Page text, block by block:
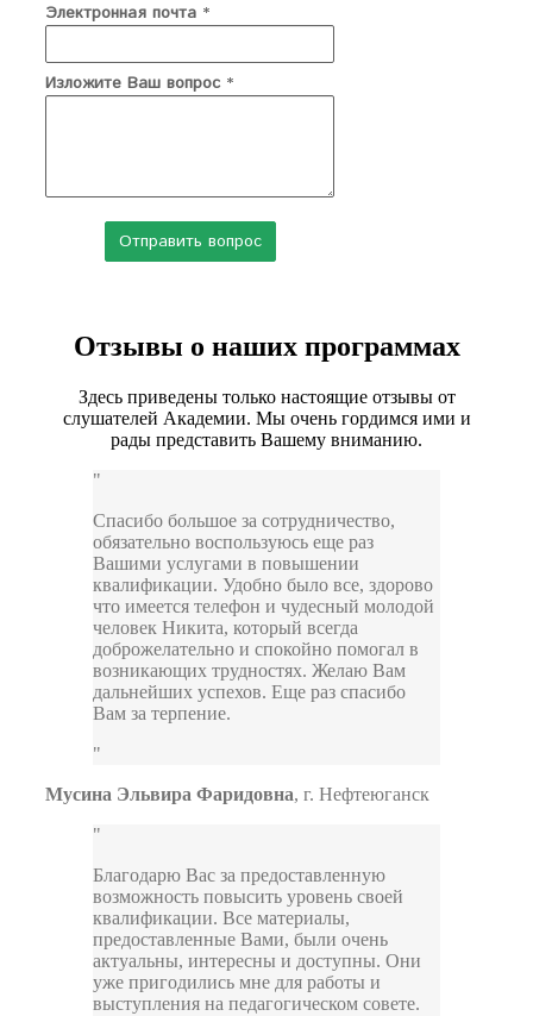
Электронная почта *
Изложите Ваш вопрос *
Отзывы о наших программах
Здесь приведены только настоящие отзывы от
слушателей Академии. Мы очень гордимся ими и
рады представить Вашему вниманию.
Спасибо большое за сотрудничество,
обязательно воспользуюсь еще раз
Вашими услугами в повышении
квалификации. Удобно было все, здорово
что имеется телефон и чудесный молодой
человек Никита, который всегда
доброжелательно и спокойно помогал в
возникающих трудностях. Желаю Вам
дальнейших успехов. Еще раз спасибо
Вам за терпение.
Мусина Эльвира Фаридовна, г. Нефтеюганск
Благодарю Вас за предоставленную
возможность повысить уровень своей
квалификации. Все материалы,
предоставленные Вами, были очень
актуальны, интересны и доступны. Они
уже пригодились мне для работы и
выступления на педагогическом совете.